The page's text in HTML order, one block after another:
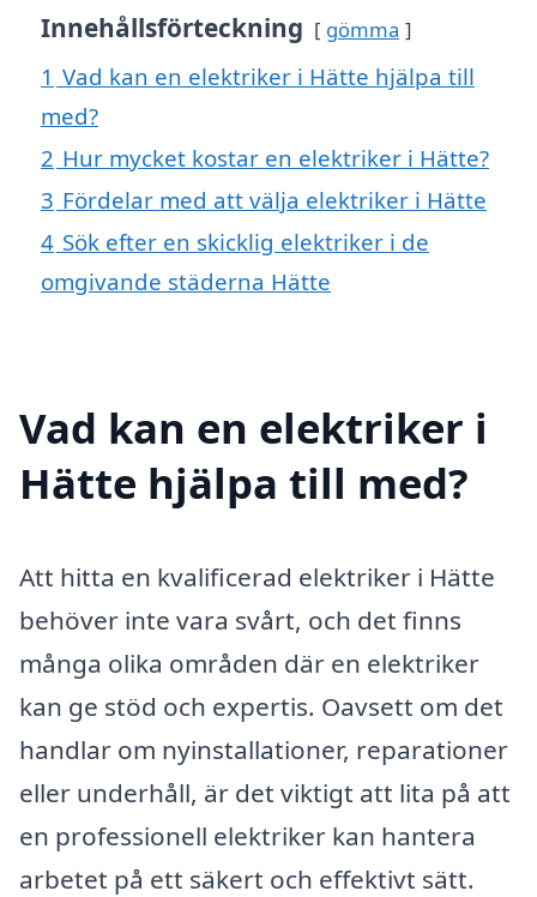
Innehållsförteckning gömma
1 Vad kan en elektriker i Hätte hjälpa till
med?
2 Hur mycket kostar en elektriker i Hätte?
3 Fördelar med att välja elektriker i Hätte
4 Sök efter en skicklig elektriker i de
omgivande städerna Hätte
Vad kan en elektriker i
Hätte hjälpa till med?
Att hitta en kvalificerad elektriker i Hätte
behöver inte vara svårt, och det finns
många olika områden där en elektriker
kan ge stöd och expertis. Oavsett om det
handlar om nyinstallationer, reparationer
eller underhåll, är det viktigt att lita på att
en professionell elektriker kan hantera
arbetet på ett säkert och effektivt sätt.